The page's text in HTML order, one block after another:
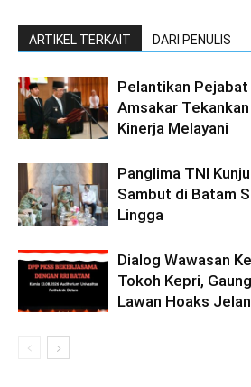
ARTIKEL TERKAIT DARI PENULIS
Pelantikan
Amsakar
Kinerja Melayani
Panglima TNI
Sambut di Batam
Lingga
Dialog Wawasan
Tokoh Kepri,
Lawan Hoaks